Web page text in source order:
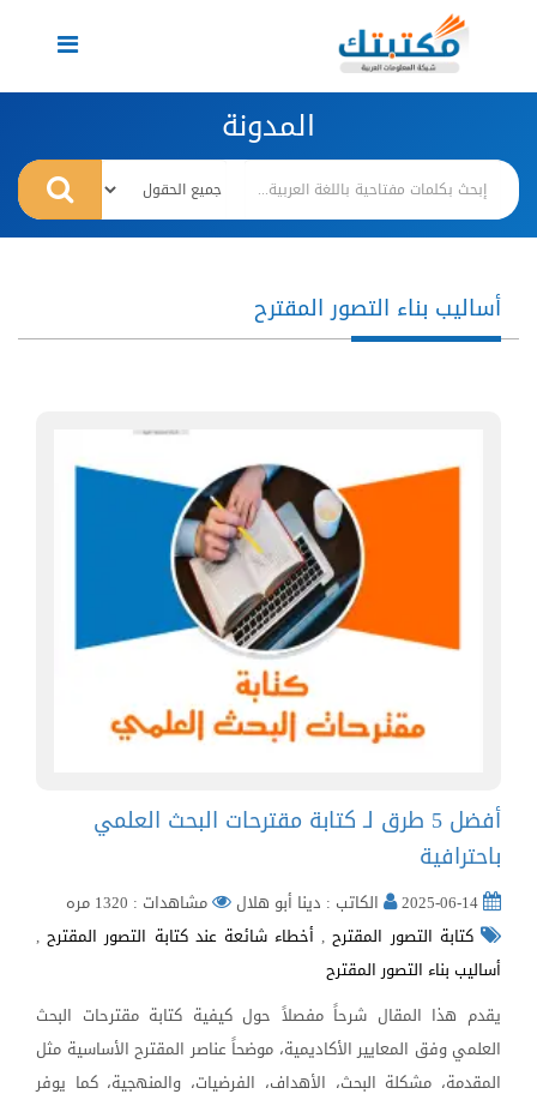
Toggle
navigation
المدونة
أساليب بناء التصور المقترح
أفضل 5 طرق لـ كتابة مقترحات البحث العلمي
باحترافية
الكاتب : دينا أبو هلال
مشاهدات : 1320 مره
كتابة التصور المقترح, أخطاء شائعة عند كتابة التصور المقترح,
أساليب بناء التصور المقترح
يقدم هذا المقال شرحاً مفصلاً حول كيفية كتابة مقترحات البحث
العلمي وفق المعايير الأكاديمية، موضحاً عناصر المقترح الأساسية مثل
المقدمة، مشكلة البحث، الأهداف، الفرضيات، والمنهجية، كما يوفر